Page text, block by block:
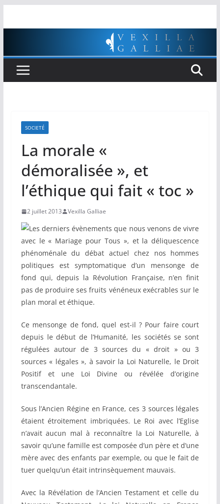
SOCIETÉ
La morale «
démoralisée », et
l’éthique qui fait « toc »
2 juillet 2013 Vexilla Galliae
Les derniers évènements que nous venons de vivre
avec le « Mariage pour Tous », et la déliquescence
phénoménale du débat actuel chez nos hommes
politiques est symptomatique d’un mensonge de
fond qui, depuis la Révolution Française, n’en finit
pas de produire ses fruits vénéneux exécrables sur le
plan moral et éthique.
Ce mensonge de fond, quel est-il ? Pour faire court
depuis le début de l’Humanité, les sociétés se sont
régulées autour de 3 sources du « droit » ou 3
sources « légales », à savoir la Loi Naturelle, le Droit
Positif et une Loi Divine ou révélée d’origine
transcendantale.
Sous l’Ancien Régine en France, ces 3 sources légales
étaient étroitement imbriquées. Le Roi avec l’Eglise
n’avait aucun mal à reconnaître la Loi Naturelle, à
savoir qu’une famille est composée d’un père et d’une
mère avec des enfants par exemple, ou que le fait de
tuer quelqu’un était intrinsèquement mauvais.
Avec la Révélation de l’Ancien Testament et celle du